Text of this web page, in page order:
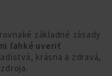
základné zásady
ľahké uveriť
krásna a zdravá,